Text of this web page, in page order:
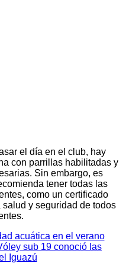
el día en el club, hay
con parrillas habilitadas y
Sin embargo, es
tener todas las
como un certificado
y seguridad de todos
acuática en el verano
sub 19 conoció las
Iguazú